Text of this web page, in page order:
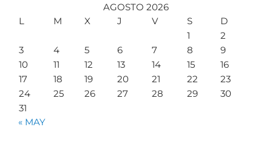
AGOSTO 2026
L
M X J V S
D
1
2
3
4 5 6 7 8
9
10
11 12 13 14 15
16
17
18 19 20 21 22
23
24
25 26 27 28 29
30
31
« MAY